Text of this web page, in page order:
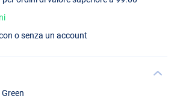
o senza un account